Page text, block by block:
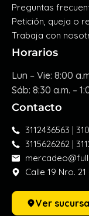
Preguntas
Petición, queja o
Trabaja con
Horarios
Lun – Vie: 8:00
Sáb: 8:30 a.m. –
Contacto
3112436563 |
3115626262 |
Calle 19 Nro.
Ver